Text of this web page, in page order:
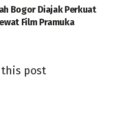
Bogor Diajak Perkuat
Film Pramuka
this post